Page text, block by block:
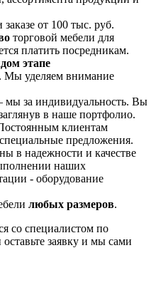
заказе от 100 тыс. руб.
торговой мебели для
платить посредникам.
этапе
Мы уделяем внимание
за индивидуальность. Вы
в наше портфолио.
клиентам
предложения.
в надежности и качестве
наших
- оборудование
любых размеров.
со специалистом по
оставьте заявку и мы сами